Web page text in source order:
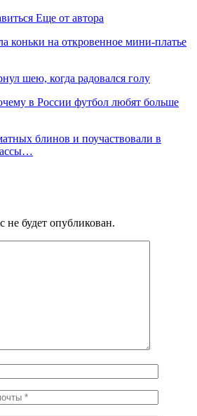
Еще от автора
коньки на откровенное мини-платье
шею, когда радовался голу
в России футбол любят больше
блинов и поучаствовали в
будет опубликован.